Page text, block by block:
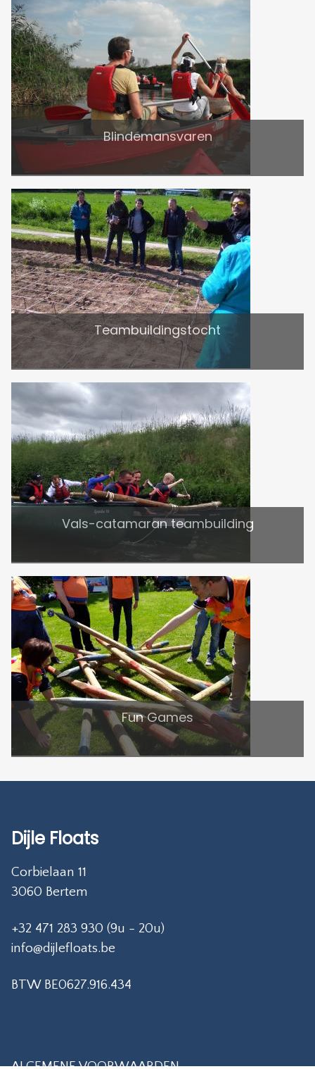
Blindemansvaren
Teambuildingstocht
Vals-catamaran teambuilding
Fun Games
Dijle Floats
Corbielaan 11
3060 Bertem
+32 471 283 930 (9u - 20u)
info@dijlefloats.be
BTW BE0627.916.434